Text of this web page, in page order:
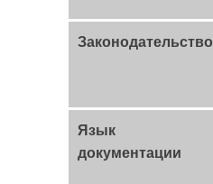
Законодательство
Язык
документации